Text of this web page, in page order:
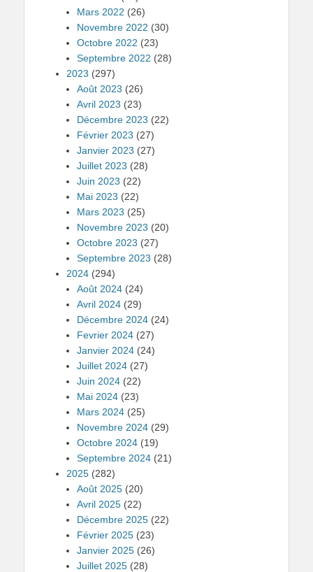
Mars 2022 (26)
Novembre 2022 (30)
Octobre 2022 (23)
Septembre 2022 (28)
2023 (297)
Août 2023 (26)
Avril 2023 (23)
Décembre 2023 (22)
Février 2023 (27)
Janvier 2023 (27)
Juillet 2023 (28)
Juin 2023 (22)
Mai 2023 (22)
Mars 2023 (25)
Novembre 2023 (20)
Octobre 2023 (27)
Septembre 2023 (28)
2024 (294)
Août 2024 (24)
Avril 2024 (29)
Décembre 2024 (24)
Fevrier 2024 (27)
Janvier 2024 (24)
Juillet 2024 (27)
Juin 2024 (22)
Mai 2024 (23)
Mars 2024 (25)
Novembre 2024 (29)
Octobre 2024 (19)
Septembre 2024 (21)
2025 (282)
Août 2025 (20)
Avril 2025 (22)
Décembre 2025 (22)
Février 2025 (23)
Janvier 2025 (26)
Juillet 2025 (28)